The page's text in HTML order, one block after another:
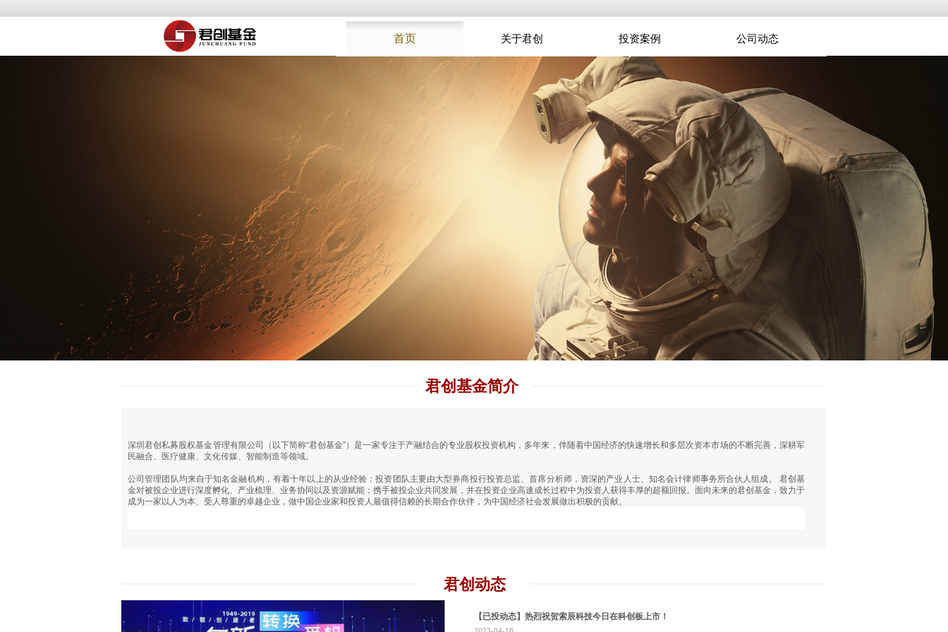
首页 关于君创 投资案例 公司动态
君创基金简介
深圳君创私募股权基金管理有限公司（以下简称“君创基金”）是一家专注于产融结合的专业股权投资机构，多年来，伴随着中国经济的快速增长和多层次资本市场的不断完善，深耕军
民融合、医疗健康、文化传媒、智能制造等领域。
公司管理团队均来自于知名金融机构，有着十年以上的从业经验；投资团队主要由大型券商投行投资总监、首席分析师，资深的产业人士、知名会计律师事务所合伙人组成。 君创基
金对被投企业进行深度孵化、产业梳理、业务协同以及资源赋能；携手被投企业共同发展，并在投资企业高速成长过程中为投资人获得丰厚的超额回报。面向未来的君创基金，致力于
成为一家以人为本、受人尊重的卓越企业，做中国企业家和投资人最值得信赖的长期合作伙伴，为中国经济社会发展做出积极的贡献。
君创动态
【已投动态】热烈祝贺索辰科技今日在科创板上市！